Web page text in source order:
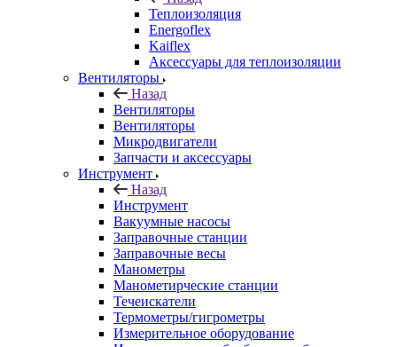
Теплоизоляция
Energoflex
Kaiflex
Аксессуары для теплоизоляции
Вентиляторы
Назад
Вентиляторы
Вентиляторы
Микродвигатели
Запчасти и аксессуары
Инструмент
Назад
Инструмент
Вакуумные насосы
Заправочные станции
Заправочные весы
Манометры
Манометирческие станции
Течеискатели
Термометры/гигрометры
Измерительное оборудование